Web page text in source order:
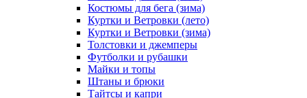
Костюмы для бега (зима)
Куртки и Ветровки (лето)
Куртки и Ветровки (зима)
Толстовки и джемперы
Футболки и рубашки
Майки и топы
Штаны и брюки
Тайтсы и капри